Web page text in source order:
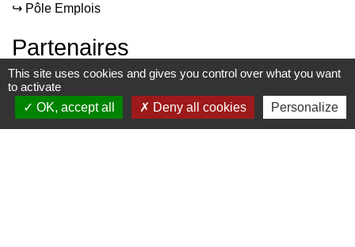
↪️ Pôle Emplois
Partenaires
Union Européenne
Etat Français
This site uses cookies and gives you control over what you want
to activate
OK, accept all
Deny all cookies Personalize